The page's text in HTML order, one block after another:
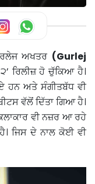
ਅਖਤਰ (Gurlej
ਰਿਲੀਜ਼ ਹੋ ਚੁੱਕਿਆ ਹੈ।
ਹਨ ਅਤੇ ਸੰਗੀਤਬੱਧ ਵੀ
ਵੱਲੋਂ ਦਿੱਤਾ ਗਿਆ ਹੈ।
ਵੀ ਨਜ਼ਰ ਆ ਰਹੇ
ਜਿਸ ਦੇ ਨਾਲ ਕੋਈ ਵੀ